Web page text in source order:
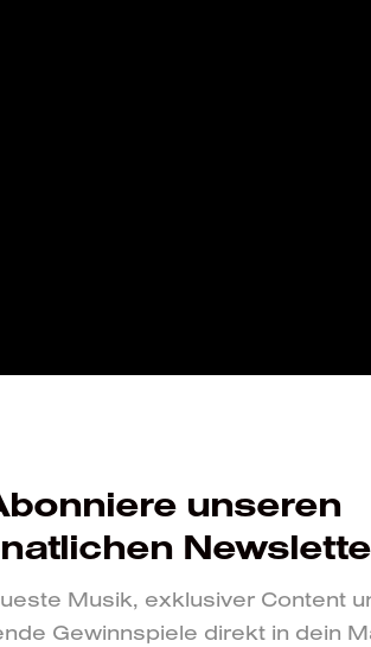
unseren
Musik, exklusiver Content
Gewinnspiele direkt in dein